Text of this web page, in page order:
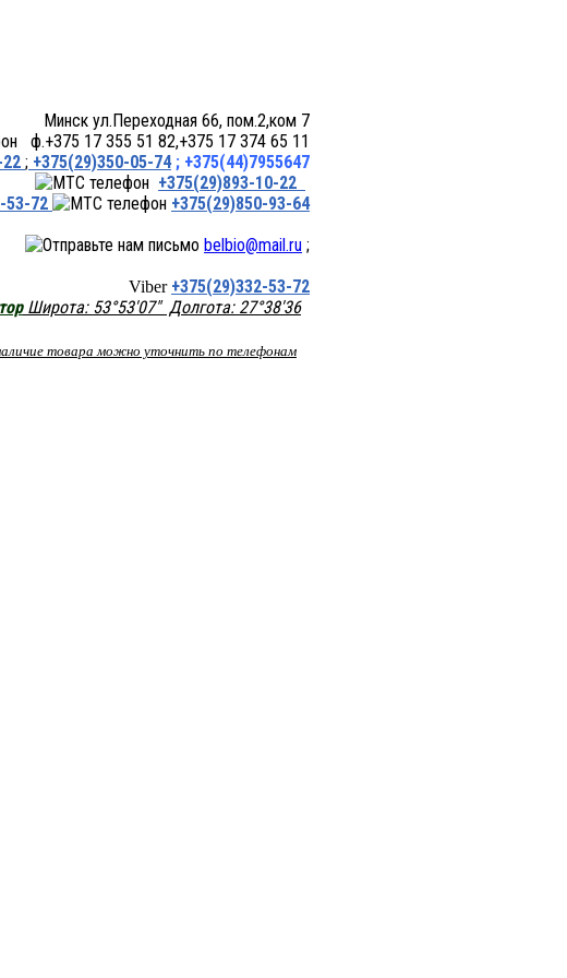
66, пом.2,ком 7
ф.+375 17 355 51 82,+375 17 374 65 11
; +375(29)350-05-74 ; +375(44)7955647
+375(29)893-10-22
53-72
+375(29)850-93-64
belbio@mail.ru ;
Viber +375(29)332-53-72
Широта: 53°53'07" Долгота: 27°38'36
товара можно уточнить по телефонам